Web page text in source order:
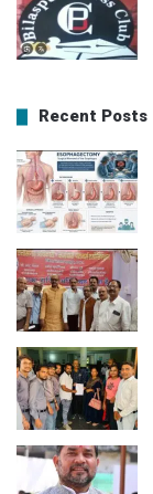
Recent Posts